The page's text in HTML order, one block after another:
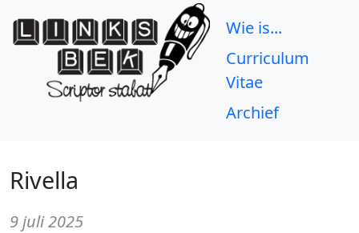
Wie is...
Curriculum
Vitae
Archief
Rivella
9 juli 2025